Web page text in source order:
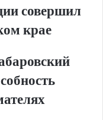
совершил
крае